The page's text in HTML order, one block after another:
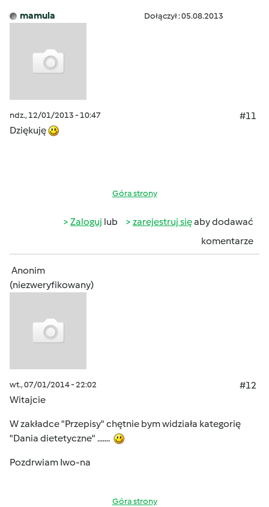
mamula Dołączył : 05.08.2013
ndz., 12/01/2013 - 10:47
#11
Dziękuję
Góra strony
Zaloguj lub zarejestruj sięaby dodawać
komentarze
Anonim
(niezweryfikowany)
wt., 07/01/2014 - 22:02
#12
Witajcie
W zakładce "Przepisy" chętnie bym widziała kategorię
"Dania dietetyczne" .......
Pozdrwiam Iwo-na
Góra strony